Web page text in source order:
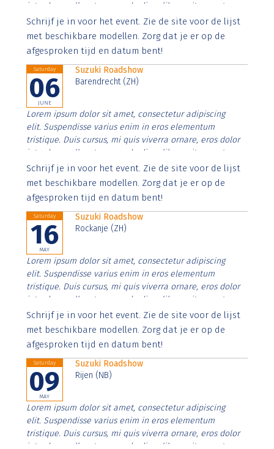
interdum nulla, ut commodo diam libero vitae erat.
Aenean faucibus nibh et justo cursus id rutrum lorem
imperdiet. Nunc ut sem vitae risus tristique posuere.
Schrijf je in voor het event. Zie de site voor de lijst
met beschikbare modellen. Zorg dat je er op de
afgesproken tijd en datum bent!
Saturday
06
JUNE
Suzuki Roadshow
Barendrecht (ZH)
Lorem ipsum dolor sit amet, consectetur adipiscing
elit. Suspendisse varius enim in eros elementum
tristique. Duis cursus, mi quis viverra ornare, eros dolor
interdum nulla, ut commodo diam libero vitae erat.
Aenean faucibus nibh et justo cursus id rutrum lorem
imperdiet. Nunc ut sem vitae risus tristique posuere.
Schrijf je in voor het event. Zie de site voor de lijst
met beschikbare modellen. Zorg dat je er op de
afgesproken tijd en datum bent!
Saturday
16
MAY
Suzuki Roadshow
Rockanje (ZH)
Lorem ipsum dolor sit amet, consectetur adipiscing
elit. Suspendisse varius enim in eros elementum
tristique. Duis cursus, mi quis viverra ornare, eros dolor
interdum nulla, ut commodo diam libero vitae erat.
Aenean faucibus nibh et justo cursus id rutrum lorem
imperdiet. Nunc ut sem vitae risus tristique posuere.
Schrijf je in voor het event. Zie de site voor de lijst
met beschikbare modellen. Zorg dat je er op de
afgesproken tijd en datum bent!
Saturday
09
MAY
Suzuki Roadshow
Rijen (NB)
Lorem ipsum dolor sit amet, consectetur adipiscing
elit. Suspendisse varius enim in eros elementum
tristique. Duis cursus, mi quis viverra ornare, eros dolor
interdum nulla, ut commodo diam libero vitae erat.